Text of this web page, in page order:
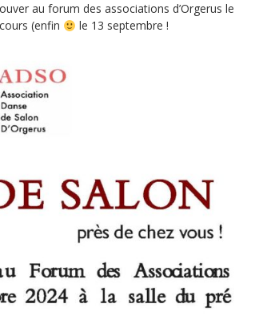
au forum des associations d’Orgerus le
(enfin
le 13 septembre !